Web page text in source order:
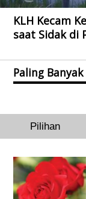
KLH Kecam
saat Sidak di
Paling
Pilihan